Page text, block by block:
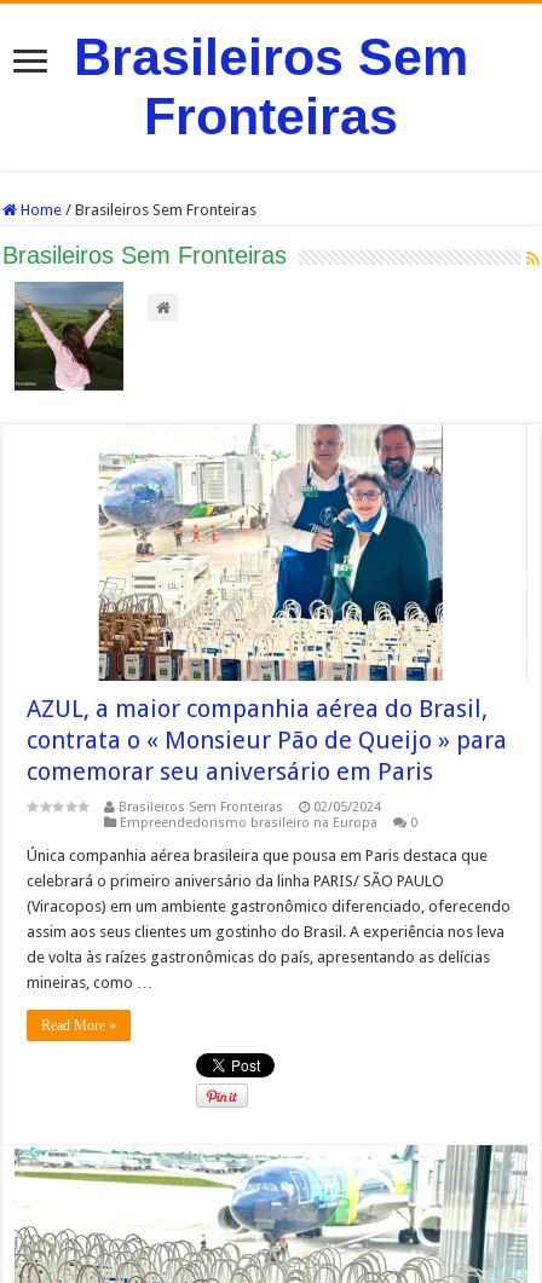
Brasileiros Sem
Fronteiras
Home / Brasileiros Sem Fronteiras
Brasileiros Sem Fronteiras
AZUL, a maior companhia aérea do Brasil,
contrata o « Monsieur Pão de Queijo » para
comemorar seu aniversário em Paris
Brasileiros Sem Fronteiras
02/05/2024
Empreendedorismo brasileiro na Europa
0
Única companhia aérea brasileira que pousa em Paris destaca que
celebrará o primeiro aniversário da linha PARIS/ SÃO PAULO
(Viracopos) em um ambiente gastronômico diferenciado, oferecendo
assim aos seus clientes um gostinho do Brasil. A experiência nos leva
de volta às raízes gastronômicas do país, apresentando as delícias
mineiras, como …
Read More »